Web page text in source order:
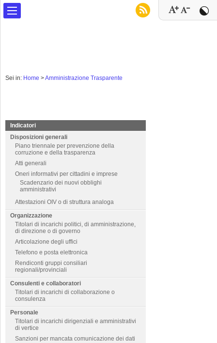
Sei in: Home >Amministrazione Trasparente
Indicatori
Disposizioni generali
Piano triennale per prevenzione della
corruzione e della trasparenza
Atti generali
Oneri informativi per cittadini e imprese
Scadenzario dei nuovi obblighi
amministrativi
Attestazioni OIV o di struttura analoga
Organizzazione
Titolari di incarichi politici, di amministrazione,
di direzione o di governo
Articolazione degli uffici
Telefono e posta elettronica
Rendiconti gruppi consiliari
regionali/provinciali
Consulenti e collaboratori
Titolari di incarichi di collaborazione o
consulenza
Personale
Titolari di incarichi dirigenziali e amministrativi
di vertice
Sanzioni per mancata comunicazione dei dati